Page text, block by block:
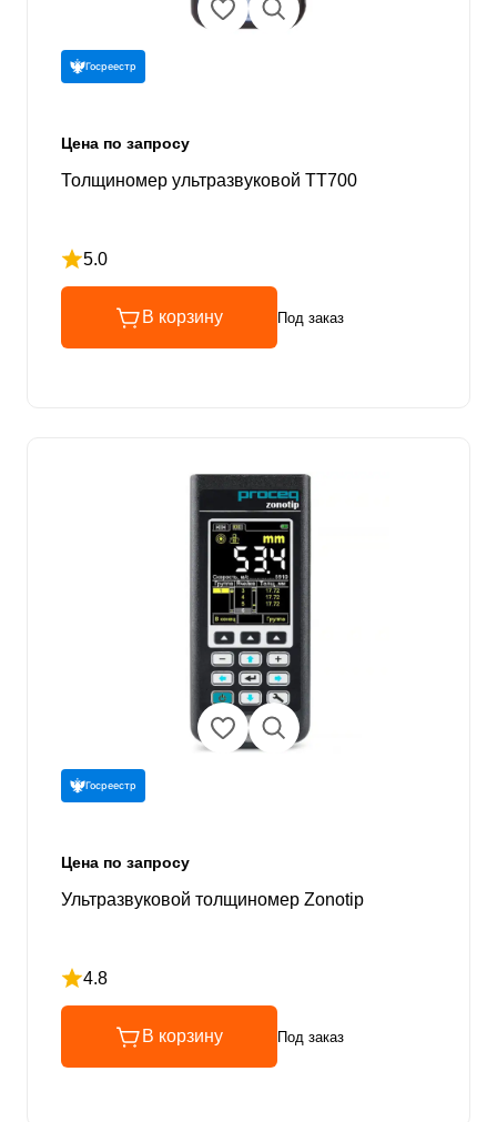
Госреестр
Цена по запросу
Толщиномер ультразвуковой TT700
5.0
Рейтинг 5 из 5
В корзину Под заказ
Госреестр
Цена по запросу
Ультразвуковой толщиномер Zonotip
4.8
Рейтинг 4.8 из 5
В корзину Под заказ